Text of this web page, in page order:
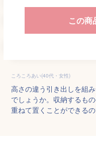
この商
ころころあい(40代・女性)
高さの違う引き出しを組
でしょうか。収納するも
重ねて置くことができるの